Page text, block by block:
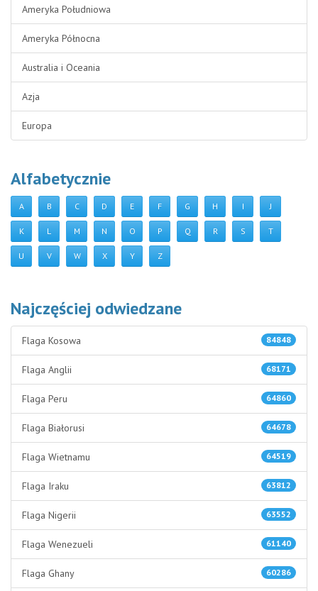
Ameryka Południowa
Ameryka Północna
Australia i Oceania
Azja
Europa
Alfabetycznie
A B C D E F G H I J
K L M N O P Q R S T
U V W X Y Z
Najczęściej odwiedzane
84848
Flaga Kosowa
68171
Flaga Anglii
64860
Flaga Peru
64678
Flaga Białorusi
64519
Flaga Wietnamu
63812
Flaga Iraku
63552
Flaga Nigerii
61140
Flaga Wenezueli
60286
Flaga Ghany